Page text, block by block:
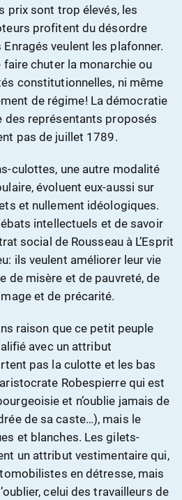
prix sont trop élevés, les
profitent du désordre
veulent les plafonner.
faire chuter la monarchie ou
constitutionnelles, ni même
de régime! La démocratie
des représentants proposés
pas de juillet 1789.
culottes, une autre modalité
évoluent eux-aussi sur
et nullement idéologiques.
intellectuels et de savoir
social de Rousseau à L’Esprit
ils veulent améliorer leur vie
de misère et de pauvreté, de
et de précarité.
raison que ce petit peuple
avec un attribut
pas la culotte et les bas
Robespierre qui est
et n’oublie jamais de
de sa caste…), mais le
et blanches. Les gilets-
un attribut vestimentaire qui,
en détresse, mais
celui des travailleurs de